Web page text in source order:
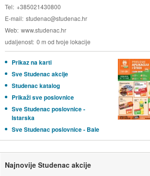
Tel +385021430800
E-mail studenac@studenac.hr
Web www.studenac.hr
udaljenost 0 m od tvoje lokacije
Prikaz na karti
Sve Studenac akcije
Studenac katalog
Prikaži sve poslovnice
Sve Studenac poslovnice -
Istarska
Sve Studenac poslovnice - Bale
Najnovije Studenac akcije